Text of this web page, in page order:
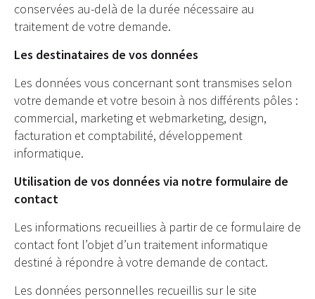
conservées au-delà de la durée nécessaire au
traitement de votre demande.
Les destinataires de vos données
Les données vous concernant sont transmises selon
votre demande et votre besoin à nos différents pôles :
commercial, marketing et webmarketing, design,
facturation et comptabilité, développement
informatique.
Utilisation de vos données via notre formulaire de
contact
Les informations recueillies à partir de ce formulaire de
contact font l’objet d’un traitement informatique
destiné à répondre à votre demande de contact.
Les données personnelles recueillis sur le site